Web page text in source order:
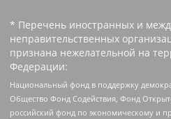
* Перечень иностранных и
неправительственных
признана нежелательной на
Федерации:
Национальный фонд в поддержку
Общество Фонд Содействия, Фонд
российский фонд по экономическому и